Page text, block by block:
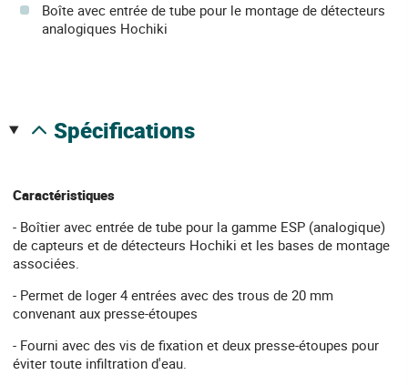
Boîte avec entrée de tube pour le montage de détecteurs
analogiques Hochiki
spécifications
Caractéristiques
- Boîtier avec entrée de tube pour la gamme ESP (analogique)
de capteurs et de détecteurs Hochiki et les bases de montage
associées.
- Permet de loger 4 entrées avec des trous de 20 mm
convenant aux presse-étoupes
- Fourni avec des vis de fixation et deux presse-étoupes pour
éviter toute infiltration d'eau.